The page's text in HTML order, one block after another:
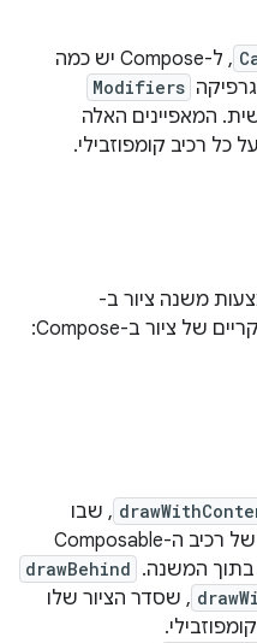
, ל-Compose יש כמה
Modifiers
המאפיינים האלה
כל רכיב קומפוזבילי.
משנה ציור ב-
, שבו
אפשר להגדיר את סדר השרטוט של רכיב ה-Composable
המשנה.
drawBehind
, שסדר הציור שלו